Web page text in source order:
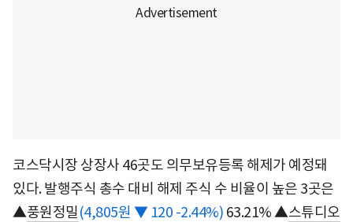
코스닥시장 상장사 46곳도 의무보유등록 해제가 예정돼
있다. 발행주식 총수 대비 해제 주식 수 비율이 높은 3곳은
▲풍원정밀(4,805원 ▼ 120 -2.44%) 63.21% ▲스튜디오